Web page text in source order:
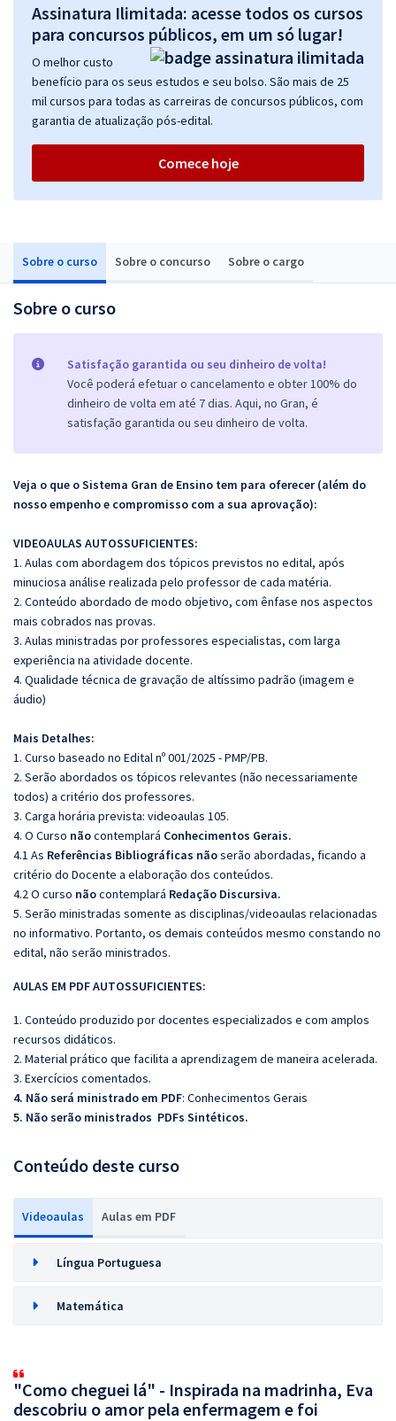
Sobre o curso Sobre o concurso Sobre o cargo
Sobre o curso
Satisfação garantida ou seu dinheiro de volta!
Você poderá efetuar o cancelamento e obter 100% do
dinheiro de volta em até 7 dias. Aqui, no Gran, é
satisfação garantida ou seu dinheiro de volta.
Veja o que o Sistema Gran de Ensino tem para oferecer (além do
nosso empenho e compromisso com a sua aprovação):
VIDEOAULAS AUTOSSUFICIENTES:
1. Aulas com abordagem dos tópicos previstos no edital, após
minuciosa análise realizada pelo professor de cada matéria.
2. Conteúdo abordado de modo objetivo, com ênfase nos aspectos
mais cobrados nas provas.
3. Aulas ministradas por professores especialistas, com larga
experiência na atividade docente.
4. Qualidade técnica de gravação de altíssimo padrão (imagem e
áudio)
Mais Detalhes:
1. Curso baseado no Edital nº 001/2025 - PMP/PB.
2. Serão abordados os tópicos relevantes (não necessariamente
todos) a critério dos professores.
3. Carga horária prevista: videoaulas 105.
4. O Curso nãocontemplará Conhecimentos Gerais.
4.1 As Referências Bibliográficas nãoserão abordadas, ficando a
critério do Docente a elaboração dos conteúdos.
4.2 O curso nãocontemplará Redação Discursiva.
5. Serão ministradas somente as disciplinas/videoaulas relacionadas
no informativo. Portanto, os demais conteúdos mesmo constando no
edital, não serão ministrados.
AULAS EM PDF AUTOSSUFICIENTES:
1. Conteúdo produzido por docentes especializados e com amplos
recursos didáticos.
2. Material prático que facilita a aprendizagem de maneira acelerada.
3. Exercícios comentados.
4. Não será ministrado em PDF: Conhecimentos Gerais
5. Não serão ministrados PDFs Sintéticos.
Conteúdo deste curso
Videoaulas Aulas em PDF
Língua Portuguesa
Matemática
"Como cheguei lá" - Inspirada na madrinha, Eva
descobriu o amor pela enfermagem e foi
Assinatura Ilimitada: acesse todos os cursos
para concursos públicos, em um só lugar!
O melhor custo
benefício para os seus estudos e seu bolso. São mais de 25
mil cursos para todas as carreiras de concursos públicos, com
garantia de atualização pós-edital.
Comece hoje